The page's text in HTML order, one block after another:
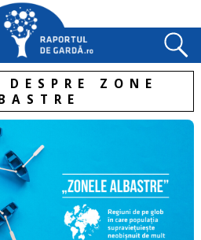
ZONE